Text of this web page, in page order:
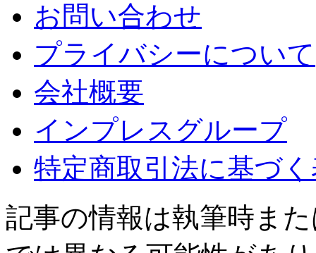
お問い合わせ
プライバシーについて
会社概要
インプレスグループ
特定商取引法に基づ
記事の情報は執筆時ま